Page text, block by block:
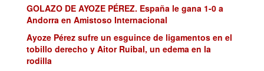
GOLAZO DE AYOZE PÉREZ. España le gana 1-0 a
Andorra en Amistoso Internacional
Ayoze Pérez sufre un esguince de ligamentos en el
tobillo derecho y Aitor Ruibal, un edema en la
rodilla